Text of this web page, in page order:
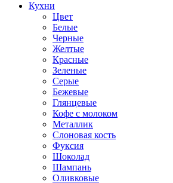
Кухни
Цвет
Белые
Черные
Желтые
Красные
Зеленые
Серые
Бежевые
Глянцевые
Кофе с молоком
Металлик
Слоновая кость
Фуксия
Шоколад
Шампань
Оливковые